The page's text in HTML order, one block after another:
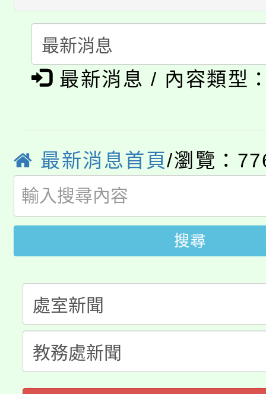
者。
會
115年食農教育專業人
程
「本色祭」8/29、30在
場熱烈登場!
8/21下午1時於龍潭區
局官網。
8月14至27日，桃園電
開!
115年桃園市運動會8/
田徑場及游泳池舉行。
桃園市低收入戶享有免
視費優惠，中低收入戶
者。
大園自造教育及科技
份教師研習
淨零綠生活教案入校路
會
115年食農教育專業人
程
最新消息 / 內容類型
最新消息首頁/瀏覽：
搜尋